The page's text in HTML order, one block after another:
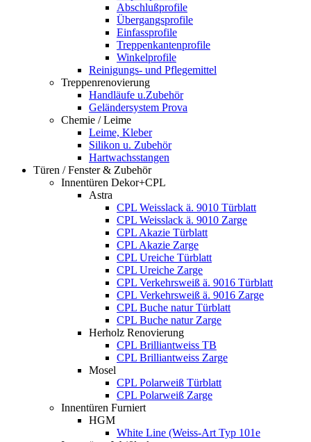
Abschlußprofile
Übergangsprofile
Einfassprofile
Treppenkantenprofile
Winkelprofile
Reinigungs- und Pflegemittel
Treppenrenovierung
Handläufe u.Zubehör
Geländersystem Prova
Chemie / Leime
Leime, Kleber
Silikon u. Zubehör
Hartwachsstangen
Türen / Fenster & Zubehör
Innentüren Dekor+CPL
Astra
CPL Weisslack ä. 9010 Türblatt
CPL Weisslack ä. 9010 Zarge
CPL Akazie Türblatt
CPL Akazie Zarge
CPL Ureiche Türblatt
CPL Ureiche Zarge
CPL Verkehrsweiß ä. 9016 Türblatt
CPL Verkehrsweiß ä. 9016 Zarge
CPL Buche natur Türblatt
CPL Buche natur Zarge
Herholz Renovierung
CPL Brilliantweiss TB
CPL Brilliantweiss Zarge
Mosel
CPL Polarweiß Türblatt
CPL Polarweiß Zarge
Innentüren Furniert
HGM
White Line (Weiss-Art Typ 101e